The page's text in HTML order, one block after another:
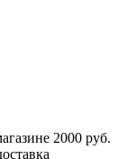
2000 руб.